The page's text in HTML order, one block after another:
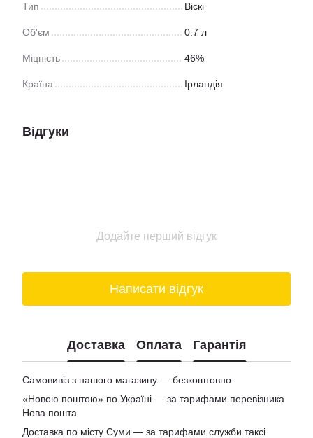
Тип Віскі
Об'єм 0.7 л
Міцність 46%
Країна Ірландія
Відгуки
Додайте перший відгук
Написати відгук
Доставка Оплата Гарантія
Самовивіз з нашого магазину — безкоштовно.
«Новою поштою» по Україні — за тарифами перевізника
Нова пошта
Доставка по місту Суми — за тарифами служби таксі